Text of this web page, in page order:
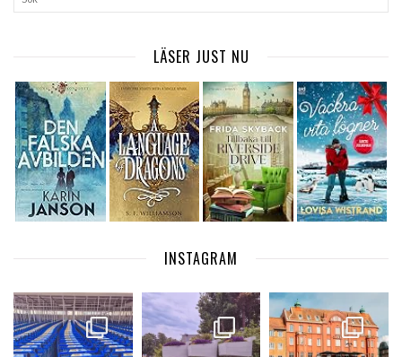
LÄSER JUST NU
INSTAGRAM